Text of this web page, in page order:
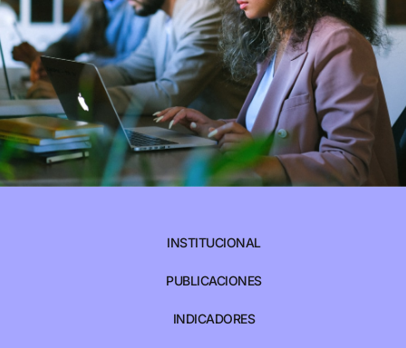
INSTITUCIONAL
PUBLICACIONES
INDICADORES